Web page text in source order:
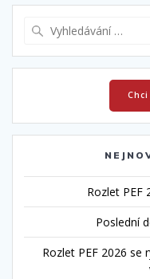
Rozlet PEF
Poslední
Rozlet PEF 2026 se